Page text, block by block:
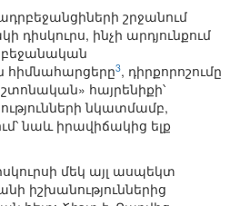
շրջանում
դիսկուրս, ինչի արդյունքում
հիմնահարցերը3, դիրքորոշումը
հայրենիքի՝
նկատմամբ,
նաև իրավիճակից ելք
մեկ այլ ասպեկտ
իշխանություններից